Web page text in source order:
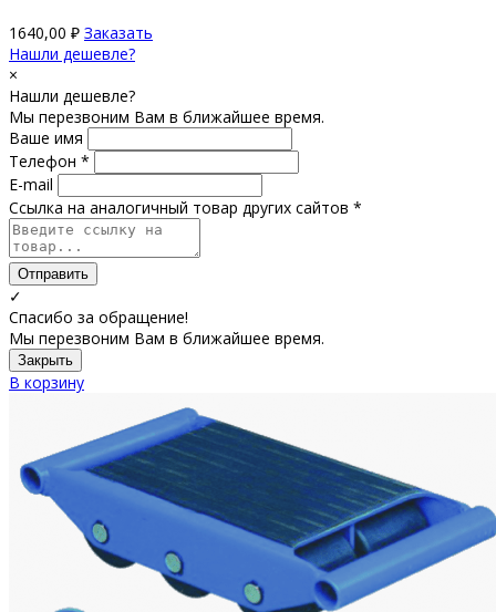
1640,00 ₽ Заказать
Нашли дешевле?
×
Нашли дешевле?
Мы перезвоним Вам в ближайшее время.
Ваше имя
Телефон *
E-mail
Ссылка на аналогичный товар других сайтов *
Отправить
✓
Спасибо за обращение!
Мы перезвоним Вам в ближайшее время.
Закрыть
В корзину